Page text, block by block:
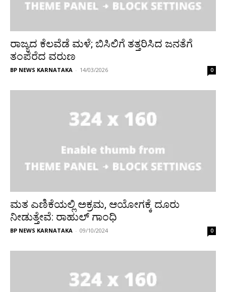
ರಾಜ್ಯದ ಕೆಲವೆಡೆ ಮಳೆ; ಬಿಸಿಲಿಗೆ ತತ್ತರಿಸಿದ ಜನತೆಗೆ
ತಂಪೆರೆದ ವರುಣ
BP NEWS KARNATAKA - 14/03/2026 0
ಮತ ಎಣಿಕೆಯಲ್ಲಿ ಅಕ್ರಮ, ಆಯೋಗಕ್ಕೆ ದೂರು
ನೀಡುತ್ತೇವೆ: ರಾಹುಲ್‌ ಗಾಂಧಿ
BP NEWS KARNATAKA - 09/10/2024 0